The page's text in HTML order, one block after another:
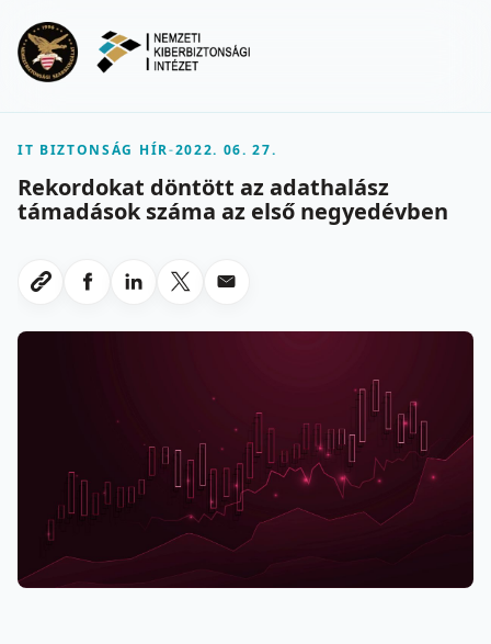
IT BIZTONSÁG HÍR-2022. 06. 27.
Rekordokat döntött az adathalász
támadások száma az első negyedévben
Link masolasa
Megosztas Facebookon
Megosztas LinkedInen
Megosztas X-en
Megosztas emailben